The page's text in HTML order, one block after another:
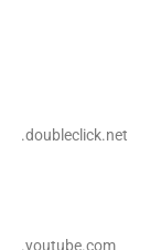
.doubleclick.net
.youtube.com